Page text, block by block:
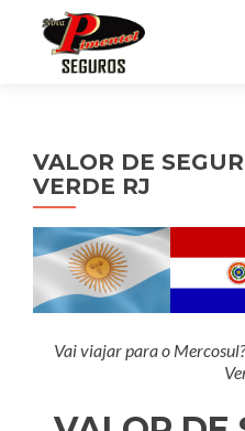
VALOR DE
VERDE RJ
Vai viajar para o